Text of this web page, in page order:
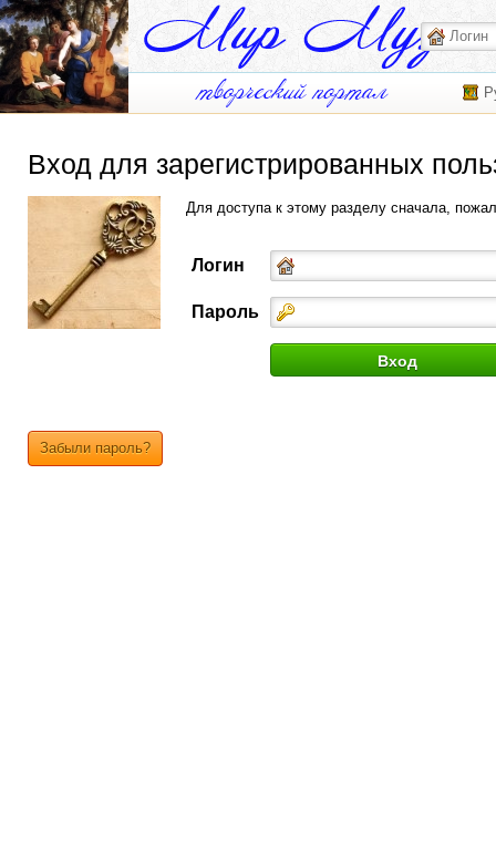
Вход для зарегистрированных
Для доступа к этому разделу сначала,
Логин
Пароль
Забыли пароль?